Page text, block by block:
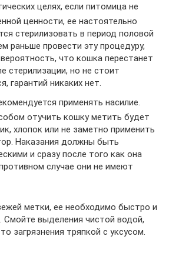
целях, если питомица не
ценности, ее настоятельно
стерилизовать в период половой
раньше провести эту процедуру,
что кошка перестанет
стерилизации, но не стоит
гарантий никаких нет.
применять насилие.
отучить кошку метить будет
хлопок или не заметно применить
Наказания должны быть
и сразу после того как она
случае они не имеют
метки, ее необходимо быстро и
Смойте выделения чистой водой,
загрязнения тряпкой с уксусом.